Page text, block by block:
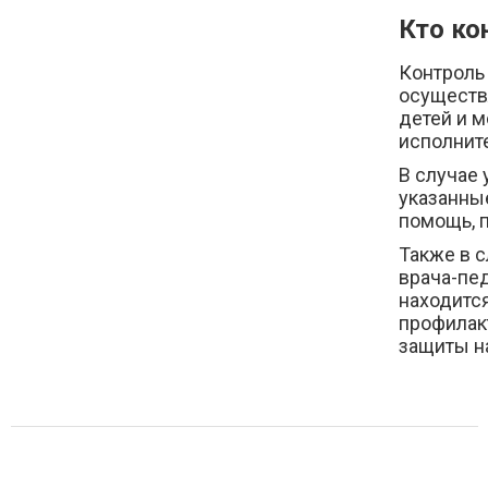
Кто
детей и
В случае
помощь,
Также в
врача-
защиты